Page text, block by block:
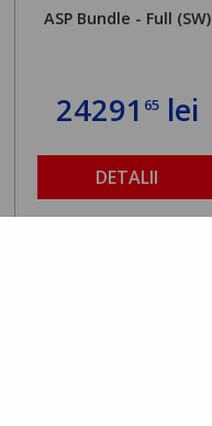
ASP Bundle - Full (SW)
24291 65lei
DETALII